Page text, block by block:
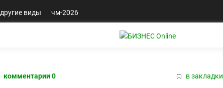
другие виды чм-2026
комментарии 0 в закладки